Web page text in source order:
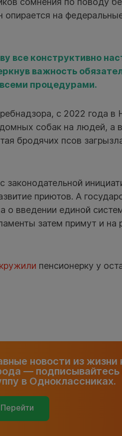
на
все конструктивно
важность
процедурами.
с 2022 года в
собак на людей, а
бродячих псов
приютов. А
о введении единой
затем примут и на
пенсионерку у
новости из жизни
— подписывайтесь
в Одноклассниках.
Перейти